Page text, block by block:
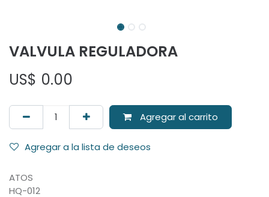
VALVULA REGULADORA
US$ 0.00
Agregar al carrito
Agregar a la lista de deseos
ATOS
HQ-012